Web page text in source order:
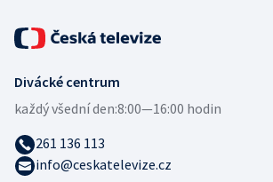
Divácké centrum
každý všední den:8:00—16:00 hodin
261 136 113
info@ceskatelevize.cz